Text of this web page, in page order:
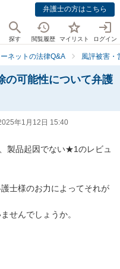
弁護士の方はこちら
探す 閲覧履歴 マイリスト ログイン
ネットの法律Q&A 風評被害・
の可能性について弁護
年1月12日 15:40
製品起因でない★1のレビュ
士様のお力によってそれが
せんでしょうか。